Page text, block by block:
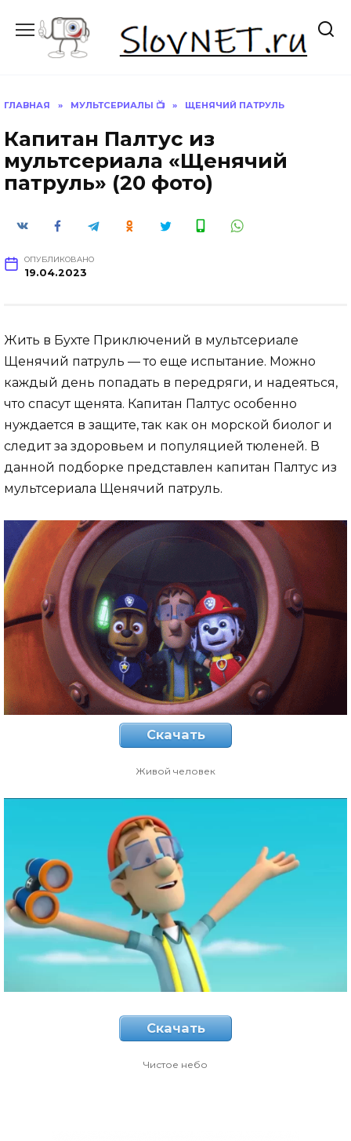
содержанию
ГЛАВНАЯ » МУЛЬТСЕРИАЛЫ 📺 » ЩЕНЯЧИЙ ПАТРУЛЬ
Капитан Палтус из
мультсериала «Щенячий
патруль» (20 фото)
ОПУБЛИКОВАНО
19.04.2023
Жить в Бухте Приключений в мультсериале
Щенячий патруль — то еще испытание. Можно
каждый день попадать в передряги, и надеяться,
что спасут щенята. Капитан Палтус особенно
нуждается в защите, так как он морской биолог и
следит за здоровьем и популяцией тюленей. В
данной подборке представлен капитан Палтус из
мультсериала Щенячий патруль.
Скачать
Живой человек
Скачать
Чистое небо